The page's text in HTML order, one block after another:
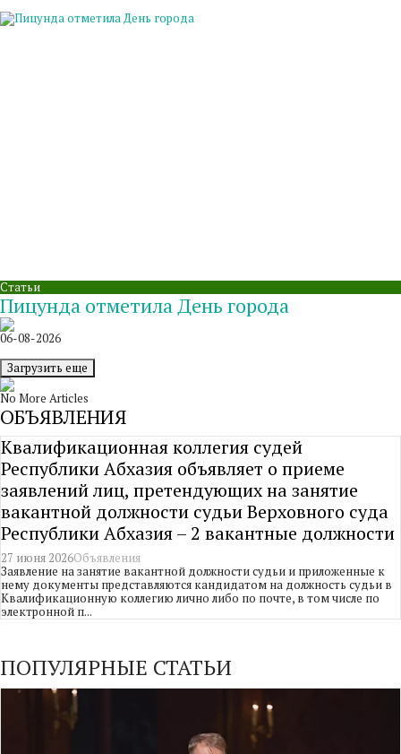
Статьи
Пицунда отметила День города
06-08-2026
Загрузить еще
No More Articles
ОБЪЯВЛЕНИЯ
Квалификационная коллегия судей
Республики Абхазия объявляет о приеме
заявлений лиц, претендующих на занятие
вакантной должности судьи Верховного суда
Республики Абхазия – 2 вакантные должности
27 июня 2026Объявления
Заявление на занятие вакантной должности судьи и приложенные к
нему документы представляются кандидатом на должность судьи в
Квалификационную коллегию лично либо по почте, в том числе по
электронной п...
ПОПУЛЯРНЫЕ СТАТЬИ